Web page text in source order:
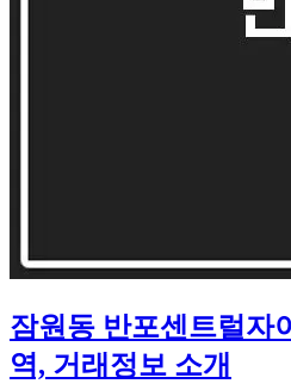
잠원동 반포센트럴자
역, 거래정보 소개